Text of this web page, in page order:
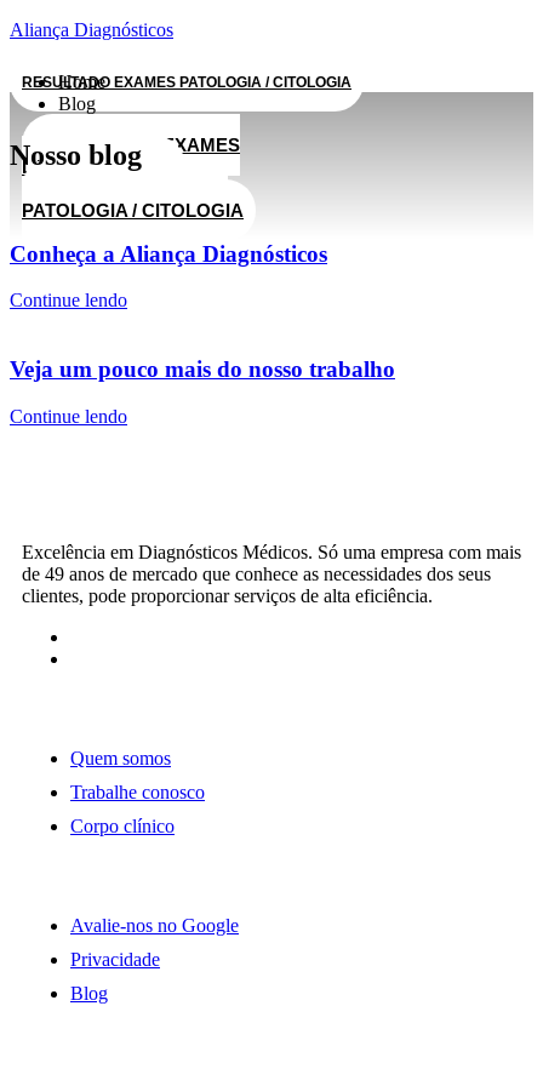
Aliança Diagnósticos
RESULTADOS EXAMES LABORATORIAIS
RESULTADO EXAMES PATOLOGIA / CITOLOGIA
RESULTADOS EXAMES
LABORATORIAIS
PATOLOGIA / CITOLOGIA
Home
Blog
Nosso blog
Conheça a Aliança Diagnósticos
Continue lendo
Veja um pouco mais do nosso trabalho
Continue lendo
Excelência em Diagnósticos Médicos. Só uma empresa com mais
de 49 anos de mercado que conhece as necessidades dos seus
clientes, pode proporcionar serviços de alta eficiência.
Quem somos
Trabalhe conosco
Corpo clínico
Avalie-nos no Google
Privacidade
Blog